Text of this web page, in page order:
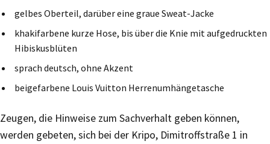
gelbes Oberteil, darüber eine graue Sweat-Jacke
khakifarbene kurze Hose, bis über die Knie mit aufgedruckten
Hibiskusblüten
sprach deutsch, ohne Akzent
beigefarbene Louis Vuitton Herrenumhängetasche
Zeugen, die Hinweise zum Sachverhalt geben können,
werden gebeten, sich bei der Kripo, Dimitroffstraße 1 in